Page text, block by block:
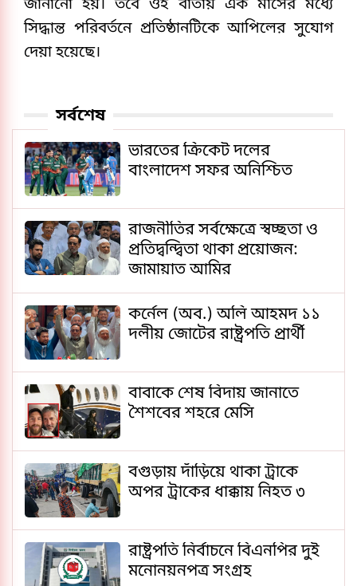
জানানো হয়। তবে ওই বার্তায় এক মাসের মধ্যে
সিদ্ধান্ত পরিবর্তনে প্রতিষ্ঠানটিকে আপিলের সুযোগ
দেয়া হয়েছে।
সর্বশেষ
ভারতের ক্রিকেট দলের
বাংলাদেশ সফর অনিশ্চিত
রাজনীতির সর্বক্ষেত্রে স্বচ্ছতা ও
প্রতিদ্বন্দ্বিতা থাকা প্রয়োজন:
জামায়াত আমির
কর্নেল (অব.) অলি আহমদ ১১
দলীয় জোটের রাষ্ট্রপতি প্রার্থী
বাবাকে শেষ বিদায় জানাতে
শৈশবের শহরে মেসি
বগুড়ায় দাঁড়িয়ে থাকা ট্রাকে
অপর ট্রাকের ধাক্কায় নিহত ৩
রাষ্ট্রপতি নির্বাচনে বিএনপির দুই
মনোনয়নপত্র সংগ্রহ